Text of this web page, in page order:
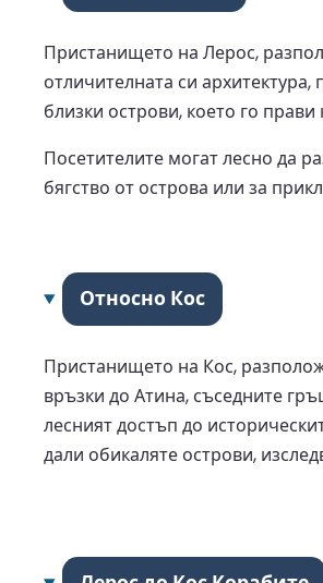
Пристанището на Лерос,
отличителната си
близки острови, което го
Посетителите могат лесно да
бягство от острова или за
Относно Кос
Пристанището на Кос,
връзки до Атина, съседните
лесният достъп до
дали обикаляте острови,